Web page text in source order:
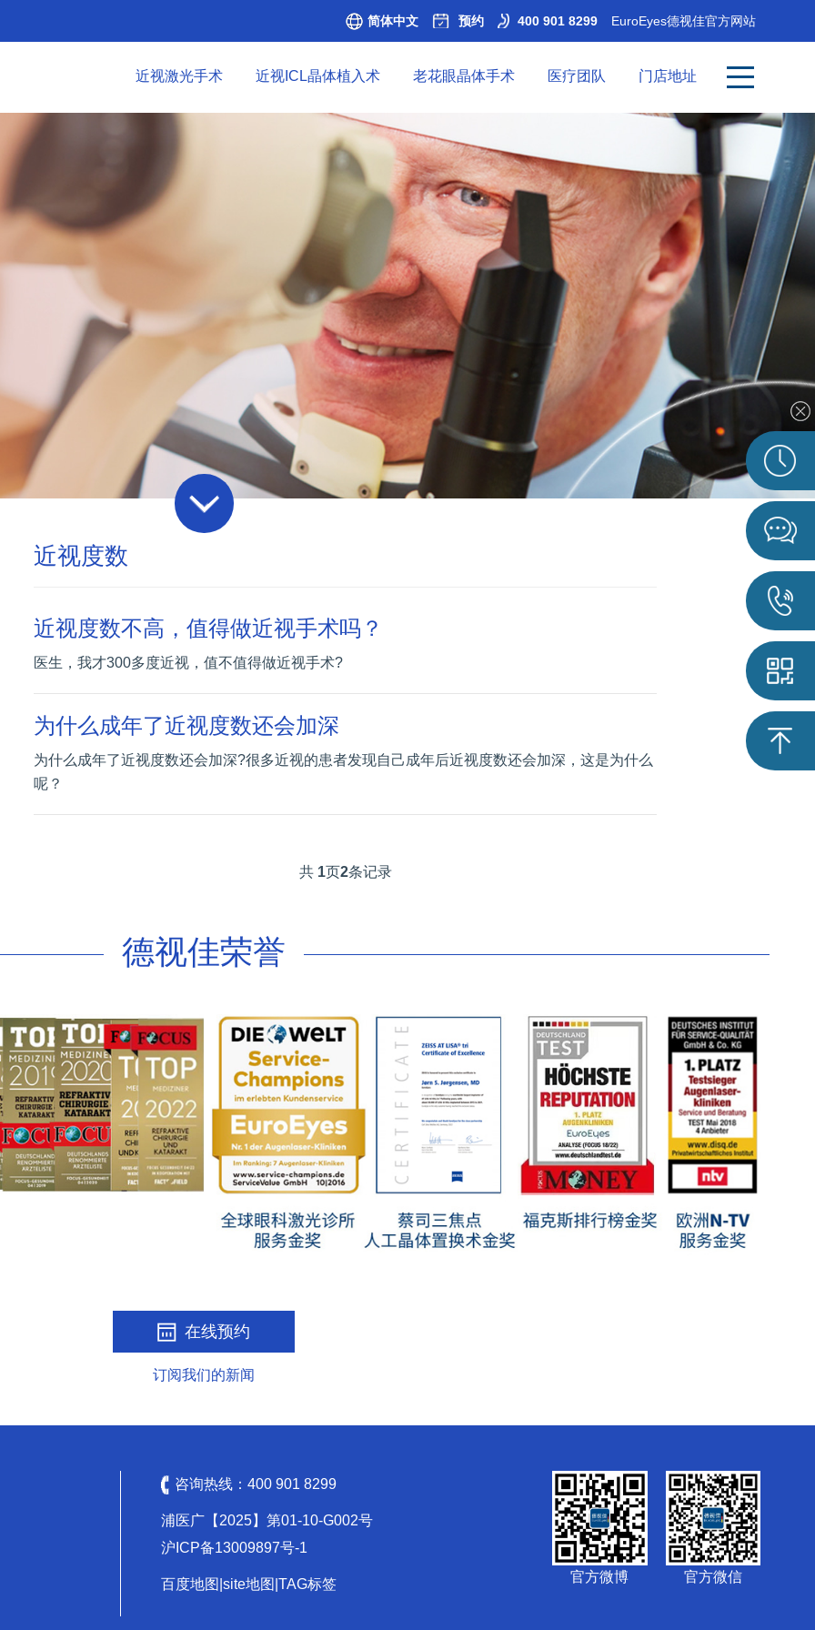
预约 400 901 8299 EuroEyes德视佳官方网站
简体中文
近视激光手术 近视ICL晶体植入术 老花眼晶体手术 医疗团队 门店地址
近视度数
近视度数不高，值得做近视手术吗？
医生，我才300多度近视，值不值得做近视手术?
为什么成年了近视度数还会加深
为什么成年了近视度数还会加深?很多近视的患者发现自己成年后近视度数还会加深，这是为什么
呢？
共 1页2条记录
德视佳荣誉
在线预约
订阅我们的新闻
官方微博 官方微信
咨询热线： 400 901 8299
浦医广【2025】第01-10-G002号
沪ICP备13009897号-1
百度地图 site地图 TAG标签